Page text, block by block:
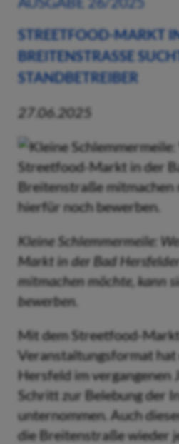
STREETFOOD-MARKT
BREITENSTRASSE SUCHT
TANDBETREIBER
27.06.2025
Kleine Schlemmermeile:
Markt in der Bad
mitmachen möchte, kann
bewerben.
Mit dem Streetfood-
Veranstaltungsformat hat
Hersfeld im vergangenen
Schritt zur Belebung der
unternommen. Auch
die Breitenstraße wieder